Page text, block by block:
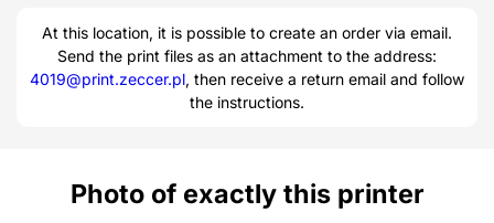
At this location, it is possible to create an order via email.
Send the print files as an attachment to the address:
4019@print.zeccer.pl, then receive a return email and follow
the instructions.
Photo of exactly this printer